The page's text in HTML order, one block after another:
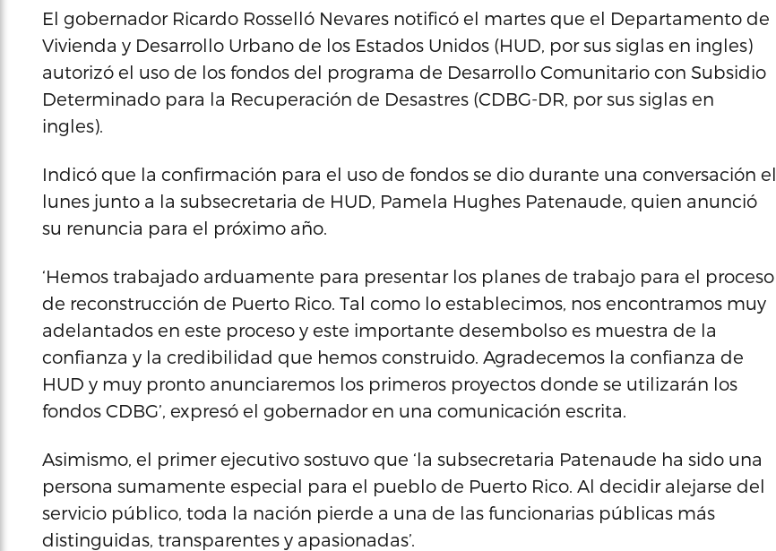
El gobernador Ricardo Rosselló Nevares notificó el martes que el Departamento de
Vivienda y Desarrollo Urbano de los Estados Unidos (HUD, por sus siglas en ingles)
autorizó el uso de los fondos del programa de Desarrollo Comunitario con Subsidio
Determinado para la Recuperación de Desastres (CDBG-DR, por sus siglas en
ingles).
Indicó que la confirmación para el uso de fondos se dio durante una conversación el
lunes junto a la subsecretaria de HUD, Pamela Hughes Patenaude, quien anunció
su renuncia para el próximo año.
‘Hemos trabajado arduamente para presentar los planes de trabajo para el proceso
de reconstrucción de Puerto Rico. Tal como lo establecimos, nos encontramos muy
adelantados en este proceso y este importante desembolso es muestra de la
confianza y la credibilidad que hemos construido. Agradecemos la confianza de
HUD y muy pronto anunciaremos los primeros proyectos donde se utilizarán los
fondos CDBG’, expresó el gobernador en una comunicación escrita.
Asimismo, el primer ejecutivo sostuvo que ‘la subsecretaria Patenaude ha sido una
persona sumamente especial para el pueblo de Puerto Rico. Al decidir alejarse del
servicio público, toda la nación pierde a una de las funcionarias públicas más
distinguidas, transparentes y apasionadas’.